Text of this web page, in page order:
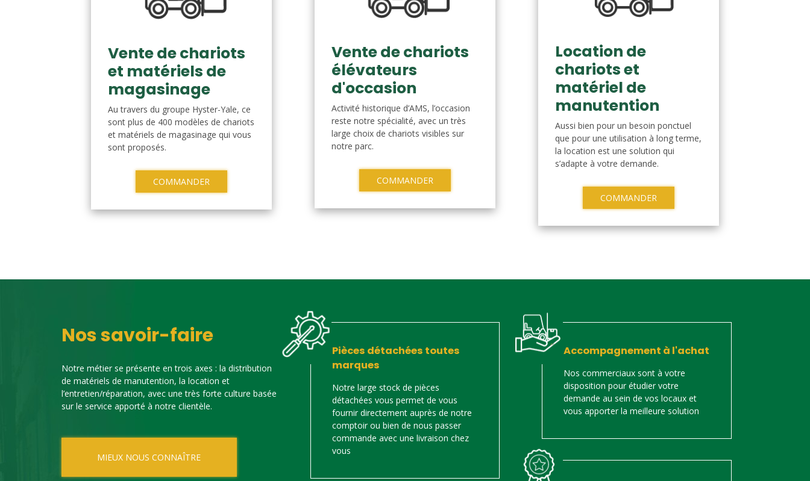
Vente de chariots
et matériels de
magasinage
Au travers du groupe Hyster-Yale, ce
sont plus de 400 modèles de chariots
et matériels de magasinage qui vous
sont proposés.
COMMANDER
Vente de chariots
élévateurs
d'occasion
Activité historique d’AMS, l’occasion
reste notre spécialité, avec un très
large choix de chariots visibles sur
notre parc.
COMMANDER
Location de
chariots et
matériel de
manutention
Aussi bien pour un besoin ponctuel
que pour une utilisation à long terme,
la location est une solution qui
s’adapte à votre demande.
COMMANDER
Nos savoir-faire
Notre métier se présente en trois axes : la distribution
de matériels de manutention, la location et
l’entretien/réparation, avec une très forte culture basée
sur le service apporté à notre clientèle.
MIEUX NOUS CONNAÎTRE
Pièces détachées toutes
marques
Notre large stock de pièces
détachées vous permet de vous
fournir directement auprès de notre
comptoir ou bien de nous passer
commande avec une livraison chez
vous
Accompagnement à l'achat
Nos commerciaux sont à votre
disposition pour étudier votre
demande au sein de vos locaux et
vous apporter la meilleure solution